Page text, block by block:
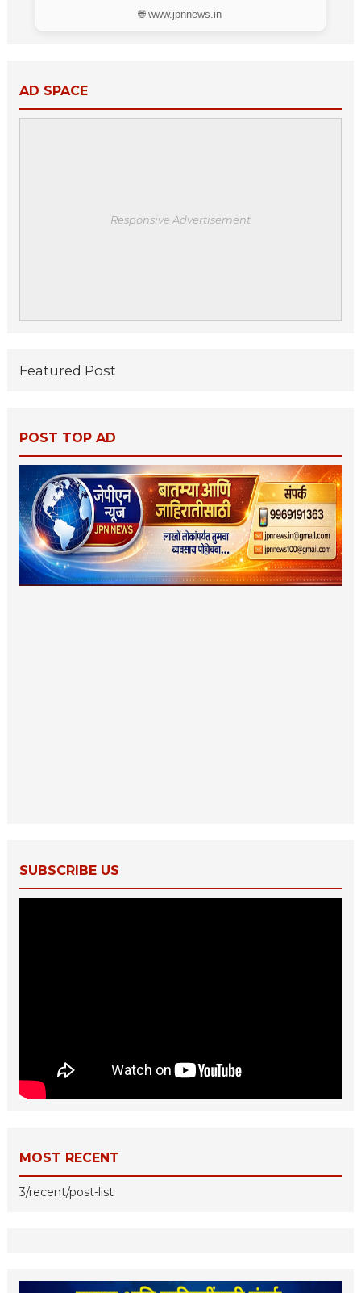
🌐 www.jpnnews.in
AD SPACE
Responsive Advertisement
Featured Post
POST TOP AD
SUBSCRIBE US
MOST RECENT
3/recent/post-list